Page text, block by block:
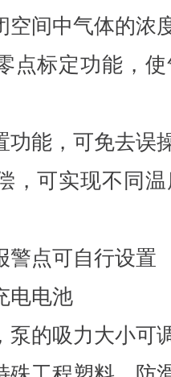
空间中气体的浓
点标定功能，
功能，可免去误
，可实现不同
警点可自行设置
电电池
泵的吸力大小可